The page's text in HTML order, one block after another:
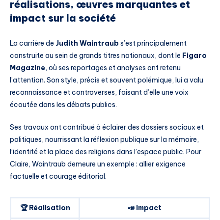
réalisations, œuvres marquantes et
impact sur la société
La carrière de Judith Waintraub s’est principalement
construite au sein de grands titres nationaux, dont le Figaro
Magazine, où ses reportages et analyses ont retenu
l’attention. Son style, précis et souvent polémique, lui a valu
reconnaissance et controverses, faisant d’elle une voix
écoutée dans les débats publics.
Ses travaux ont contribué à éclairer des dossiers sociaux et
politiques, nourrissant la réflexion publique sur la mémoire,
l’identité et la place des religions dans l’espace public. Pour
Claire, Waintraub demeure un exemple : allier exigence
factuelle et courage éditorial.
🏆 Réalisation 📣 Impact